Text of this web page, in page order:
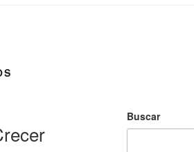
Buscar